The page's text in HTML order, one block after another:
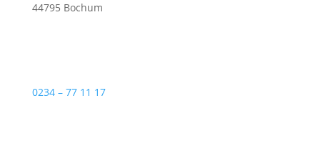
44795 Bochum
0234 – 77 11 17